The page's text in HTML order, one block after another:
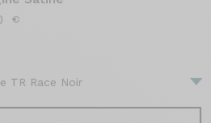
€
TR Race Noir